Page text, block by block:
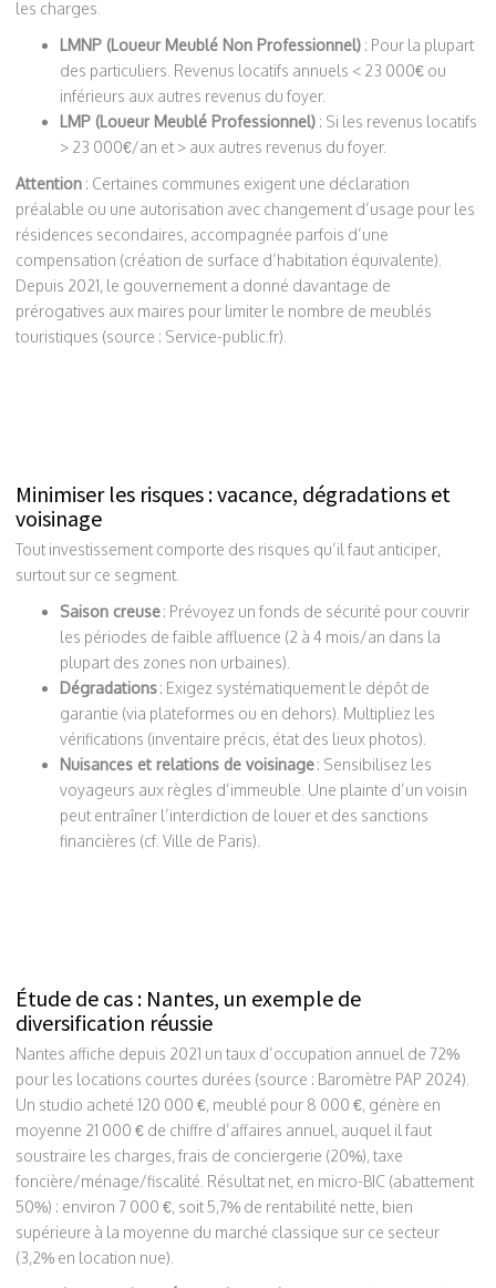
les charges.
LMNP (Loueur Meublé Non Professionnel) : Pour la plupart
des particuliers. Revenus locatifs annuels < 23 000€ ou
inférieurs aux autres revenus du foyer.
LMP (Loueur Meublé Professionnel) : Si les revenus locatifs
> 23 000€/an et > aux autres revenus du foyer.
Attention : Certaines communes exigent une déclaration
préalable ou une autorisation avec changement d’usage pour les
résidences secondaires, accompagnée parfois d’une
compensation (création de surface d’habitation équivalente).
Depuis 2021, le gouvernement a donné davantage de
prérogatives aux maires pour limiter le nombre de meublés
touristiques (source : Service-public.fr).
Minimiser les risques : vacance, dégradations et
voisinage
Tout investissement comporte des risques qu’il faut anticiper,
surtout sur ce segment.
Saison creuse: Prévoyez un fonds de sécurité pour couvrir
les périodes de faible affluence (2 à 4 mois/an dans la
plupart des zones non urbaines).
Dégradations: Exigez systématiquement le dépôt de
garantie (via plateformes ou en dehors). Multipliez les
vérifications (inventaire précis, état des lieux photos).
Nuisances et relations de voisinage: Sensibilisez les
voyageurs aux règles d’immeuble. Une plainte d’un voisin
peut entraîner l’interdiction de louer et des sanctions
financières (cf. Ville de Paris).
Étude de cas : Nantes, un exemple de
diversification réussie
Nantes affiche depuis 2021 un taux d’occupation annuel de 72%
pour les locations courtes durées (source : Baromètre PAP 2024).
Un studio acheté 120 000 €, meublé pour 8 000 €, génère en
moyenne 21 000 € de chiffre d’affaires annuel, auquel il faut
soustraire les charges, frais de conciergerie (20%), taxe
foncière/ménage/fiscalité. Résultat net, en micro-BIC (abattement
50%) : environ 7 000 €, soit 5,7% de rentabilité nette, bien
supérieure à la moyenne du marché classique sur ce secteur
(3,2% en location nue).